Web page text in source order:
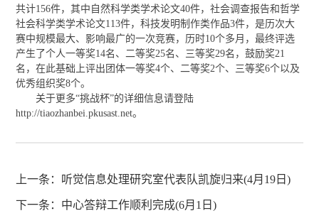
共计156件，其中自然科学类学术论文40件，社会调查报告和哲学
社会科学类学术论文113件，科技发明制作类作品3件，是历次大
赛中规模最大、影响最广的一次竞赛，历时10个多月，最终评选
产生了个人一等奖14名、二等奖25名、三等奖29名，鼓励奖21
名，在此基础上评出团体一等奖4个、二等奖2个、三等奖6个以及
优秀组织奖8个。
关于更多“挑战杯”的详细信息请登陆
http://tiaozhanbei.pkusast.net。
上一条： 听觉信息处理研究室代表队凯旋归来(4月19日)
下一条： 中心答辩工作顺利完成(6月1日)